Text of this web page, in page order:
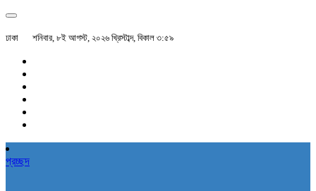
ঢাকা শনিবার, ৮ই আগস্ট, ২০২৬ খ্রিস্টাব্দ, বিকাল ৩:৫৯
প্রচ্ছদ